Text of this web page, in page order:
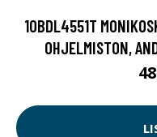
10BDL4551T
OHJELMISTON,